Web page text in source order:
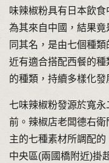
味辣椒粉具有日本飲
為其來自中國，結果
同其名，是由七個種
近有適合搭配西餐的
的種類，持續多樣化發
七味辣椒粉發源於寬
前。辣椒店老闆德右
主的七種素材所調配
中央區(兩國橋附近)掛